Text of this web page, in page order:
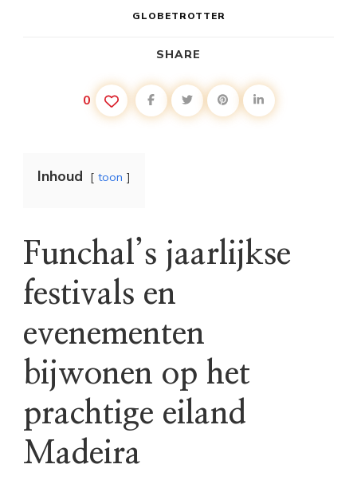
GLOBETROTTER
SHARE
0
Inhoud toon
Funchal’s jaarlijkse
festivals en
evenementen
bijwonen op het
prachtige eiland
Madeira